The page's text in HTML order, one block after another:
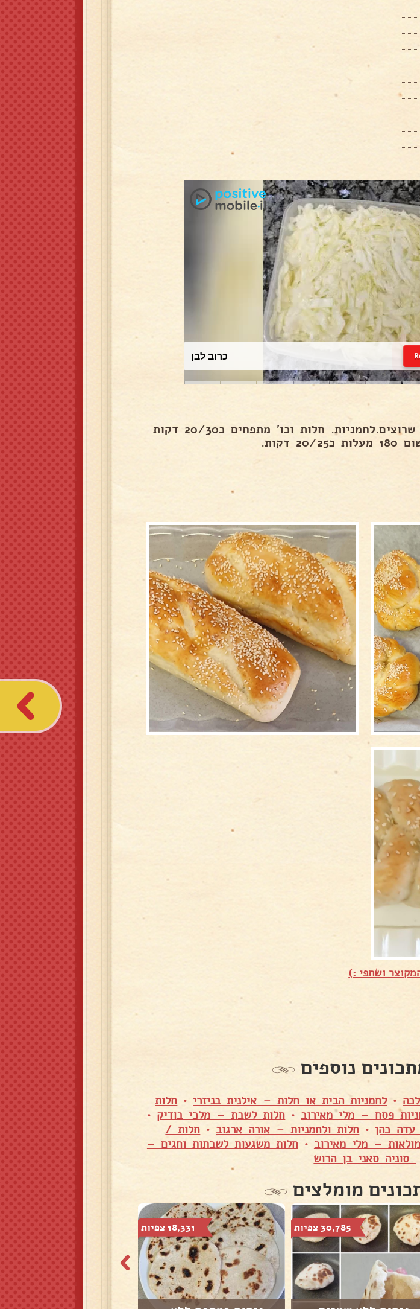
כרוב לבן
קורצים כדורים מעצבים מה שרוצים.לחמניות. חלות וכו' מתפחים כ20/30 דקות
ושתפי :)
נוספים
•לחמניות הבית או חלות – אילנית בניזרי•חלות
פסח – מלי מאירוב•חלות לשבת – מלכי בודיק •
עדה כהן•חלות ולחמניות – אורה ארגוב•חלות /
– מלי מאירוב •חלות משגעות לשבתות וחגים –
סוניה סאני בן הרוש
מומלצים
30,785 צפיות 18,331 צפיות